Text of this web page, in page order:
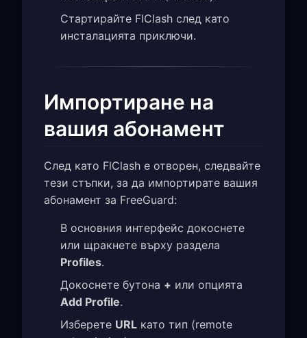
Стартирайте FlClash след като
инсталацията приключи.
Импортиране на
вашия абонамент
След като FlClash е отворен, следвайте
тези стъпки, за да импортирате вашия
абонамент за FreeGuard:
В основния интерфейс докоснете
или щракнете върху раздела
Profiles.
Докоснете бутона + или опцията
Add Profile.
Изберете URL като тип (remote